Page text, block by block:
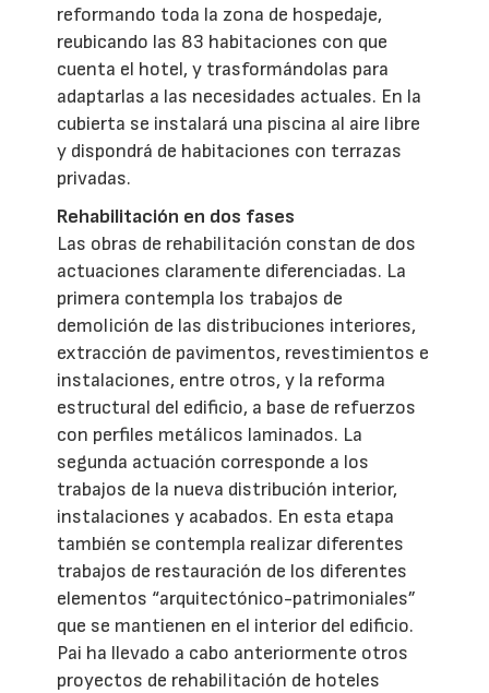
reformando toda la zona de hospedaje,
reubicando las 83 habitaciones con que
cuenta el hotel, y trasformándolas para
adaptarlas a las necesidades actuales. En la
cubierta se instalará una piscina al aire libre
y dispondrá de habitaciones con terrazas
privadas.
Rehabilitación en dos fases
Las obras de rehabilitación constan de dos
actuaciones claramente diferenciadas. La
primera contempla los trabajos de
demolición de las distribuciones interiores,
extracción de pavimentos, revestimientos e
instalaciones, entre otros, y la reforma
estructural del edificio, a base de refuerzos
con perfiles metálicos laminados. La
segunda actuación corresponde a los
trabajos de la nueva distribución interior,
instalaciones y acabados. En esta etapa
también se contempla realizar diferentes
trabajos de restauración de los diferentes
elementos “arquitectónico-patrimoniales”
que se mantienen en el interior del edificio.
Pai ha llevado a cabo anteriormente otros
proyectos de rehabilitación de hoteles